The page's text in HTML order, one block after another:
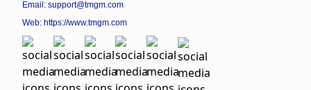
Email: support@tmgm.com
Web: https://www.tmgm.com